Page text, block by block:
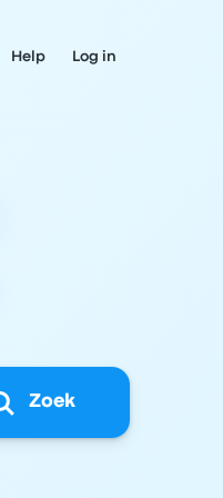
Help Log in
Zoek